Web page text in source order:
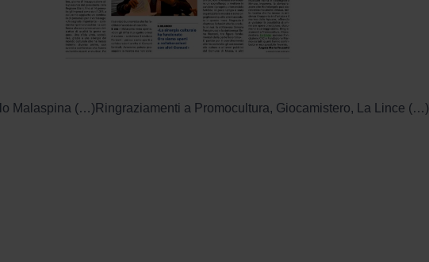
Malaspina (…)Ringraziamenti a Promocultura, Giocamistero, La Lince (…)